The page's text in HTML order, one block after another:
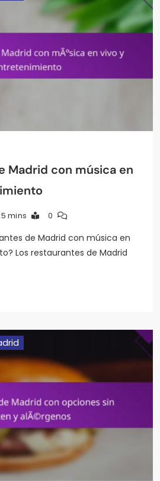
Madrid con música en
mins 0
de Madrid con música en
Los restaurantes de Madrid